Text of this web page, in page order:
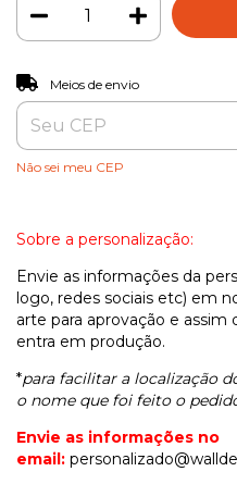
Entregas para o CEP:
Meios de envio
Não sei meu CEP
Sobre a personalização:
Envie as informações da
logo, redes sociais etc) em
arte para aprovação e
entra em produção.
*para facilitar a localização
o nome que foi feito o
Envie as informações no
email: